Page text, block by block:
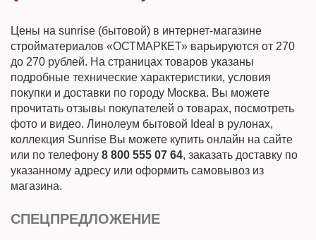
Цены на sunrise (бытовой) в интернет-магазине
стройматериалов «ОСТМАРКЕТ» варьируются от 270
до 270 рублей. На страницах товаров указаны
подробные технические характеристики, условия
покупки и доставки по городу Москва. Вы можете
прочитать отзывы покупателей о товарах, посмотреть
фото и видео. Линолеум бытовой Ideal в рулонах,
коллекция Sunrise Вы можете купить онлайн на сайте
или по телефону 8 800 555 07 64, заказать доставку по
указанному адресу или оформить самовывоз из
магазина.
СПЕЦПРЕДЛОЖЕНИЕ